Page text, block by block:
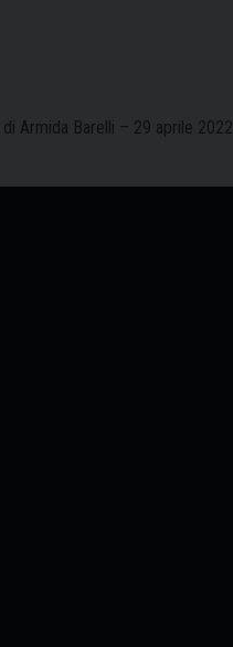
Armida Barelli – 29 aprile 2022